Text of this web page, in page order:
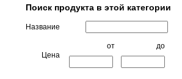
Поиск продукта в этой категории
Название
Цена
от до